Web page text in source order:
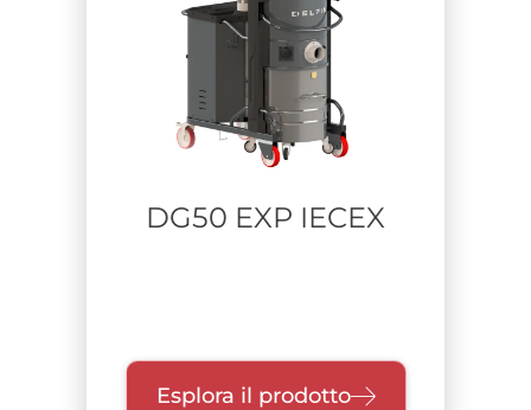
DG50 EXP IECEX
Esplora il prodotto